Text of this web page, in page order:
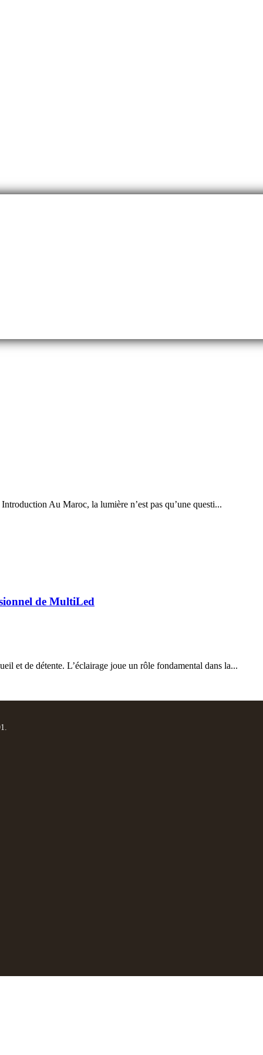
Au Maroc, la lumière n’est pas qu’une questi...
de MultiLed
et de détente. L’éclairage joue un rôle fondamental dans la...